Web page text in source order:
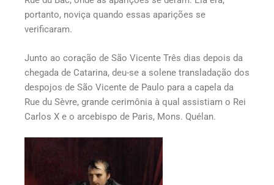
portanto, noviça quando essas aparições se
verificaram.
Junto ao coração de São Vicente Três dias depois da
chegada de Catarina, deu-se a solene transladação dos
despojos de São Vicente de Paulo para a capela da
Rue du Sèvre, grande cerimônia à qual assistiam o Rei
Carlos X e o arcebispo de Paris, Mons. Quélan.